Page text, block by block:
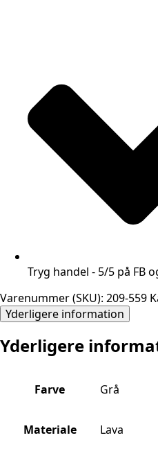
Tryg handel - 5/5 på FB
Varenummer (SKU): 209-559
Yderligere information
Yderligere
Farve Grå
Materiale Lava